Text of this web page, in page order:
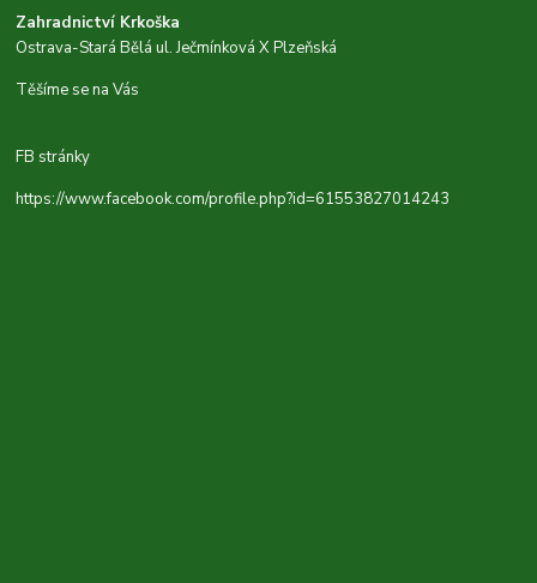
Zahradnictví Krkoška
Ostrava-Stará Bělá ul. Ječmínková X Plzeňská
Těšíme se na Vás
FB stránky
https://www.facebook.com/profile.php?id=61553827014243